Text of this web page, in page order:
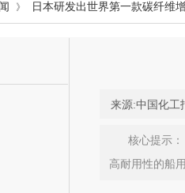
》 日本研发出世界第一款碳纤维
来源:中国化工
核心提示
高耐用性的船